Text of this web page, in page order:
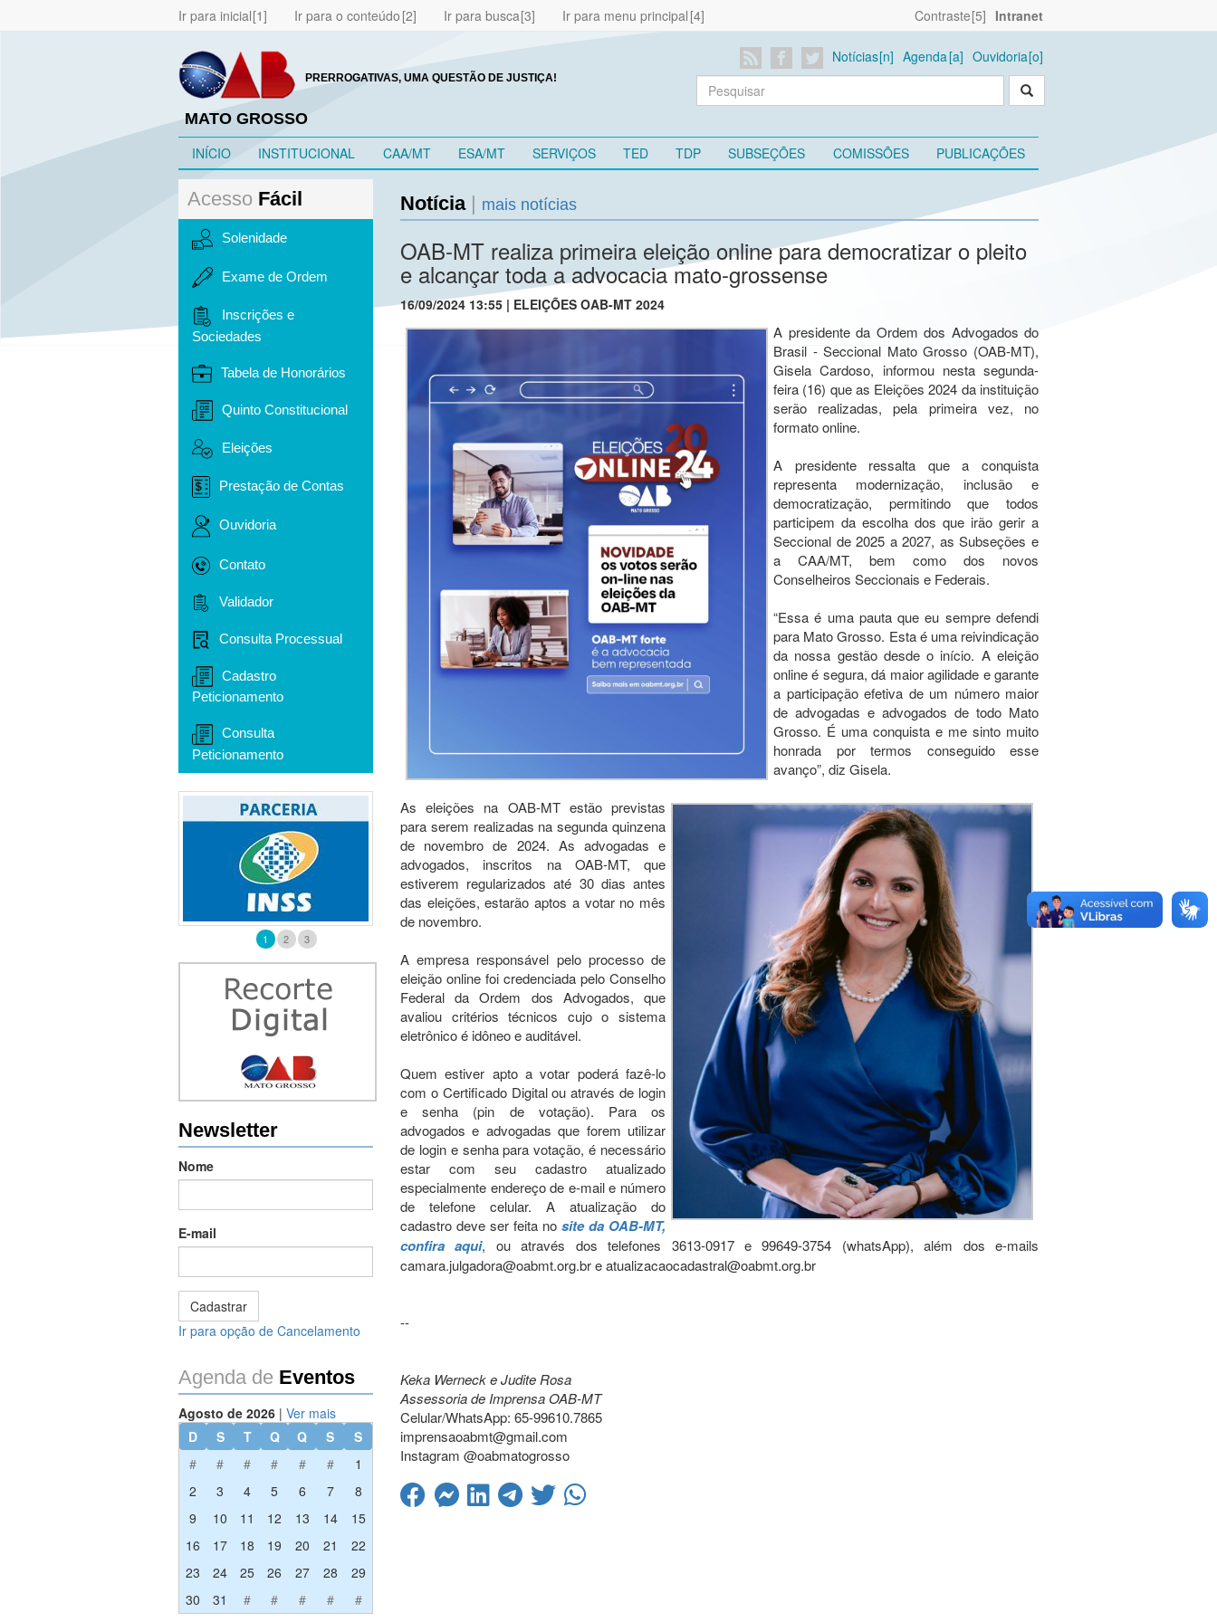
Ir para inicial Ir para o conteúdo Ir para busca Ir para menu principal Contraste Intranet
PRERROGATIVAS, UMA QUESTÃO DE JUSTIÇA!
MATO GROSSO
Notícias Agenda Ouvidoria
INÍCIO INSTITUCIONAL CAA/MT ESA/MT SERVIÇOS TED TDP SUBSEÇÕES COMISSÕES PUBLICAÇÕES
Acesso Fácil
Solenidade
Exame de Ordem
Inscrições e
Sociedades
Tabela de Honorários
Quinto Constitucional
Eleições
Prestação de Contas
Ouvidoria
Contato
Validador
Consulta Processual
Cadastro
Peticionamento
Consulta
Peticionamento
1 2 3
Newsletter
Nome
E-mail
Ir para opção de Cancelamento
Agenda de Eventos
Agosto de 2026 | Ver mais
D
S T Q Q S
S
#
# # # # #
1
2
3 4 5 6 7
8
9
10 11 12 13 14
15
16
17 18 19 20 21
22
23
24 25 26 27 28
29
30
31 # # # # #
Notícia| mais notícias
OAB-MT realiza primeira eleição online para democratizar o pleito
e alcançar toda a advocacia mato-grossense
16/09/2024 13:55 | ELEIÇÕES OAB-MT 2024
A presidente da Ordem dos Advogados do
Brasil - Seccional Mato Grosso (OAB-MT),
Gisela Cardoso, informou nesta segunda-
feira (16) que as Eleições 2024 da instituição
serão realizadas, pela primeira vez, no
formato online.
A presidente ressalta que a conquista
representa modernização, inclusão e
democratização, permitindo que todos
participem da escolha dos que irão gerir a
Seccional de 2025 a 2027, as Subseções e
a CAA/MT, bem como dos novos
Conselheiros Seccionais e Federais.
“Essa é uma pauta que eu sempre defendi
para Mato Grosso. Esta é uma reivindicação
da nossa gestão desde o início. A eleição
online é segura, dá maior agilidade e garante
a participação efetiva de um número maior
de advogadas e advogados de todo Mato
Grosso. É uma conquista e me sinto muito
honrada por termos conseguido esse
avanço”, diz Gisela.
As eleições na OAB-MT estão previstas
para serem realizadas na segunda quinzena
de novembro de 2024. As advogadas e
advogados, inscritos na OAB-MT, que
estiverem regularizados até 30 dias antes
das eleições, estarão aptos a votar no mês
de novembro.
A empresa responsável pelo processo de
eleição online foi credenciada pelo Conselho
Federal da Ordem dos Advogados, que
avaliou critérios técnicos cujo o sistema
eletrônico é idôneo e auditável.
Quem estiver apto a votar poderá fazê-lo
com o Certificado Digital ou através de login
e senha (pin de votação). Para os
advogados e advogadas que forem utilizar
de login e senha para votação, é necessário
estar com seu cadastro atualizado
especialmente endereço de e-mail e número
de telefone celular. A atualização do
cadastro deve ser feita no site da OAB-MT,
confira aqui, ou através dos telefones 3613-0917 e 99649-3754 (whatsApp), além dos e-mails
camara.julgadora@oabmt.org.br e atualizacaocadastral@oabmt.org.br
--
Keka Werneck e Judite Rosa
Assessoria de Imprensa OAB-MT
Celular/WhatsApp: 65-99610.7865
imprensaoabmt@gmail.com
Instagram @oabmatogrosso